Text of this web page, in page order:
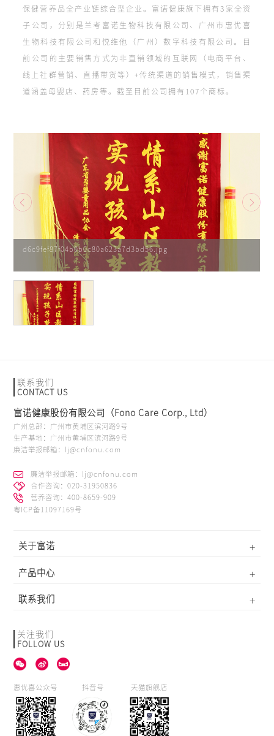
保健营养品全产业链综合型企业。富诺健康旗下拥有3家全资
子公司，分别是兰考富诺生物科技有限公司、广州市惠优喜
生物科技有限公司和悦维他（广州）数字科技有限公司。目
前公司的主要销售方式为非直销领域的互联网（电商平台、
线上社群营销、直播带货等）+传统渠道的销售模式，销售渠
道涵盖母婴店、药房等。截至目前公司拥有107个商标。
d6c9fef87f04b0b0c80a623a7d3bd56.jpg
联系我们
CONTACT US
富诺健康股份有限公司（Fono Care Corp., Ltd）
广州总部：广州市黄埔区滨河路9号
生产基地：广州市黄埔区滨河路9号
廉洁举报邮箱：lj@cnfonu.com
廉洁举报邮箱：lj@cnfonu.com
合作咨询：020-31950836
营养咨询：400-8659-909
粤ICP备11097169号
关于富诺
产品中心
联系我们
关注我们
FOLLOW US
惠优喜公众号 抖音号 天猫旗舰店